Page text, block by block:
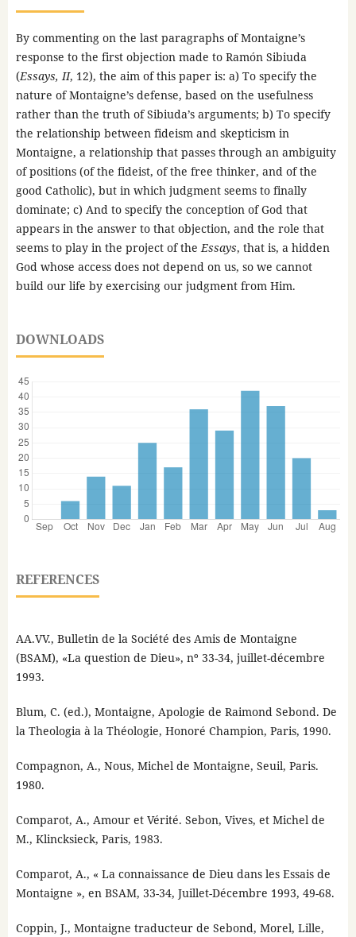
By commenting on the last paragraphs of Montaigne’s
response to the first objection made to Ramón Sibiuda
(Essays, II, 12), the aim of this paper is: a) To specify the
nature of Montaigne’s defense, based on the usefulness
rather than the truth of Sibiuda’s arguments; b) To specify
the relationship between fideism and skepticism in
Montaigne, a relationship that passes through an ambiguity
of positions (of the fideist, of the free thinker, and of the
good Catholic), but in which judgment seems to finally
dominate; c) And to specify the conception of God that
appears in the answer to that objection, and the role that
seems to play in the project of theEssays, that is, a hidden
God whose access does not depend on us, so we cannot
build our life by exercising our judgment from Him.
DOWNLOADS
REFERENCES
AA.VV., Bulletin de la Société des Amis de Montaigne
(BSAM), «La question de Dieu», nº 33-34, juillet-décembre
1993.
Blum, C. (ed.), Montaigne, Apologie de Raimond Sebond. De
la Theologia à la Théologie, Honoré Champion, Paris, 1990.
Compagnon, A., Nous, Michel de Montaigne, Seuil, Paris.
1980.
Comparot, A., Amour et Vérité. Sebon, Vives, et Michel de
M., Klincksieck, Paris, 1983.
Comparot, A., « La connaissance de Dieu dans les Essais de
Montaigne », en BSAM, 33-34, Juillet-Décembre 1993, 49-68.
Coppin, J., Montaigne traducteur de Sebond, Morel, Lille,